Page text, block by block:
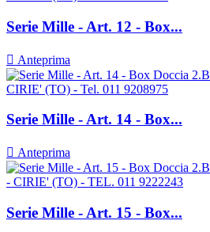
Serie Mille - Art. 12 - Box...
 Anteprima
Serie Mille - Art. 14 - Box...
 Anteprima
Serie Mille - Art. 15 - Box...